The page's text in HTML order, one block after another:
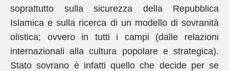
soprattutto sulla sicurezza della Repubblica
Islamica e sulla ricerca di un modello di sovranità
olistica; ovvero in tutti i campi (dalle relazioni
internazionali alla cultura popolare e strategica).
Stato sovrano è infatti quello che decide per se